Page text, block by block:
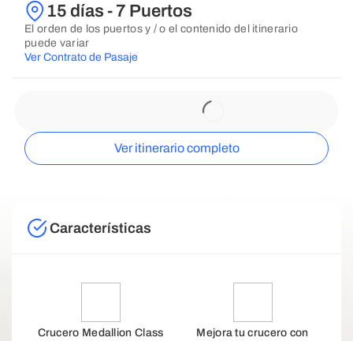
15 días - 7 Puertos
El orden de los puertos y / o el contenido del itinerario
puede variar
Ver Contrato de Pasaje
Ver itinerario completo
Características
Crucero Medallion Class
Mejora tu crucero con